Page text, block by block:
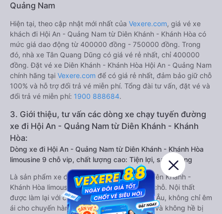
Quảng Nam
Hiện tại, theo cập nhật mới nhất của Vexere.com, giá vé xe
khách đi Hội An - Quảng Nam từ Diên Khánh - Khánh Hòa có
mức giá dao động từ 400000 đồng - 750000 đồng. Trong
đó, nhà xe Tân Quang Dũng có giá vé rẻ nhất, chỉ 400000
đồng. Đặt vé xe Diên Khánh - Khánh Hòa Hội An - Quảng Nam
chính hãng tại Vexere.com để có giá rẻ nhất, đảm bảo giữ chỗ
100% và hỗ trợ đổi trả vé miễn phí. Tổng đài tư vấn, đặt vé và
đổi trả vé miễn phí: 1900 888684.
3. Giới thiệu, tư vấn các dòng xe chạy tuyến đường
xe đi Hội An - Quảng Nam từ Diên Khánh - Khánh
Hòa:
Dòng xe đi Hội An - Quảng Nam từ Diên Khánh - Khánh Hòa
limousine 9 chỗ vip, chất lượng cao: Tiện lợi, sang trọng
Là sản phẩm xe đi Hội An - Quảng Nam từ Diên Khánh -
Khánh Hòa limousine 9 chỗ cải tiến từ xe 16 chỗ. Nội thất
được làm lại với các ghế bọc da chuẩn Châu Âu, không chỉ êm
ái cho chuyến hành trình xa, mà còn mát mẻ và không hề bị